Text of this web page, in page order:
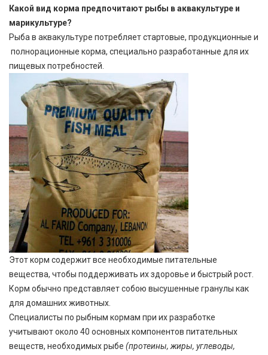
Какой вид корма предпочитают рыбы в аквакультуре и
марикультуре?
Рыба в аквакультуре потребляет стартовые, продукционные и
полнорационные корма, специально разработанные для их
пищевых потребностей.
Этот корм содержит все необходимые питательные
вещества, чтобы поддерживать их здоровье и быстрый рост.
Корм обычно представляет собою высушенные гранулы как
для домашних животных.
Специалисты по рыбным кормам при их разработке
учитывают около 40 основных компонентов питательных
веществ, необходимых рыбе (протеины, жиры, углеводы,